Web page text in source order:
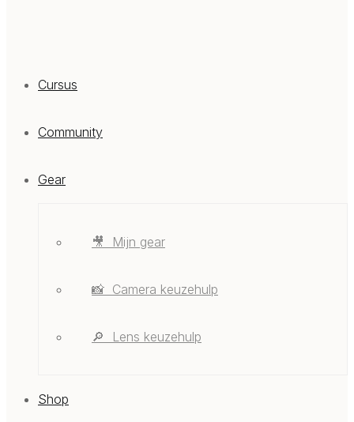
Cursus
Community
Gear
🎥 ‎ ‎Mijn gear
📸 ‎ ‎Camera keuzehulp
🔎 ‎ ‎Lens keuzehulp
Shop